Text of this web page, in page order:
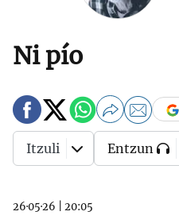
Ni pío
26·05·26 20:05
Itzuli Entzun